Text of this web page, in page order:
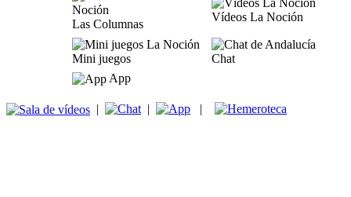
Las Columnas
Vídeos La Noción
Mini juegos
Chat
App
| | |